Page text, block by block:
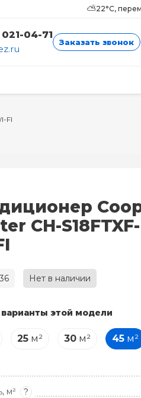
⛅22°C,
04-71
Заказать звонок
FI
CH-
Нет в наличии
этой модели
25м² 30м² 45м²
м²
?